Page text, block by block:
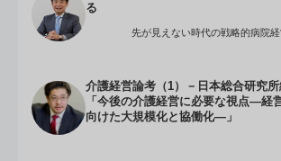
る
先が見えない時代の戦略的病院経
介護経営論考（1）－日本総合研究
「今後の介護経営に必要な視点―経
向けた大規模化と協働化―」